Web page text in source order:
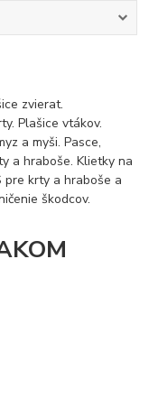
zvierat.
Plašice vtákov.
a myši. Pasce,
a hraboše. Klietky na
pre krty a hraboše a
škodcov.